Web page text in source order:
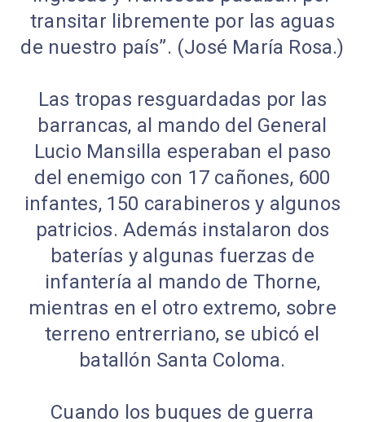
transitar libremente por las aguas
de nuestro país”. (José María Rosa.)
Las tropas resguardadas por las
barrancas, al mando del General
Lucio Mansilla esperaban el paso
del enemigo con 17 cañones, 600
infantes, 150 carabineros y algunos
patricios. Además instalaron dos
baterías y algunas fuerzas de
infantería al mando de Thorne,
mientras en el otro extremo, sobre
terreno entrerriano, se ubicó el
batallón Santa Coloma.
Cuando los buques de guerra